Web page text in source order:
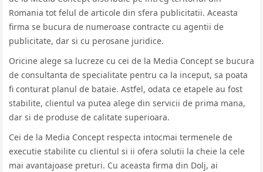
Romania tot felul de articole din sfera publicitatii. Aceasta
firma se bucura de numeroase contracte cu agentii de
publicitate, dar si cu perosane juridice.
Oricine alege sa lucreze cu cei de la Media Concept se bucura
de consultanta de specialitate pentru ca la inceput, sa poata
fi conturat planul de bataie. Astfel, odata ce etapele au fost
stabilite, clientul va putea alege din servicii de prima mana,
dar si de produse de calitate superioara.
Cei de la Media Concept respecta intocmai termenele de
executie stabilite cu clientul si ii ofera solutii la cheie la cele
mai avantajoase preturi. Cu aceasta firma din Dolj, ai